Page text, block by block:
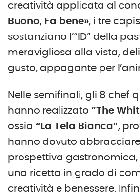
creatività applicata al
Buono, Fa bene», i tre
sostanziano l’“ID” della
meravigliosa alla vista,
gusto, appagante per
Nelle semifinali, gli 8 chef
hanno realizzato “The
ossia “La Tela Bianca”,
hanno dovuto
prospettiva gastronomica,
una ricetta in grado di
creatività e benessere.